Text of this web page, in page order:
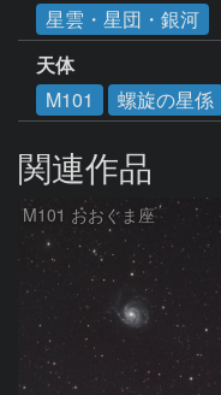
星雲・星団・銀河
天体
M101
螺旋の星係
関連作品
M101 おおぐま座